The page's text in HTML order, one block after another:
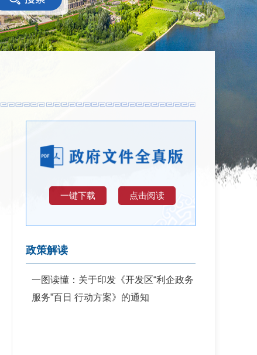
一键下载 点击阅读
政策解读
一图读懂：关于印发《开发区“利企政务
服务”百日 行动方案》的通知